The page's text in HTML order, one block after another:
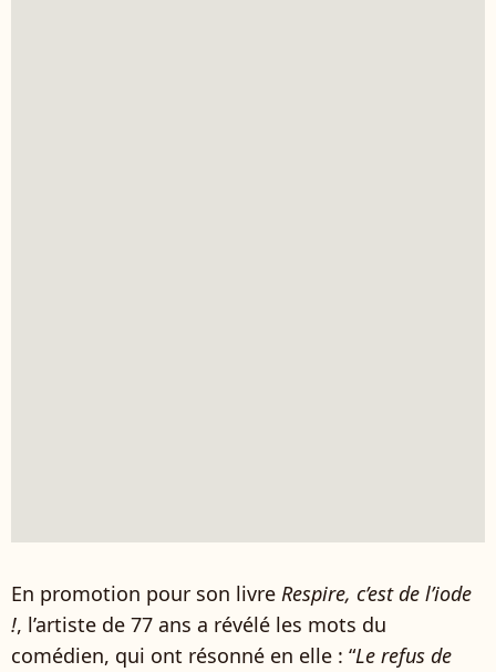
En promotion pour son livre Respire, c’est de l’iode
!, l’artiste de 77 ans a révélé les mots du
comédien, qui ont résonné en elle : “Le refus de